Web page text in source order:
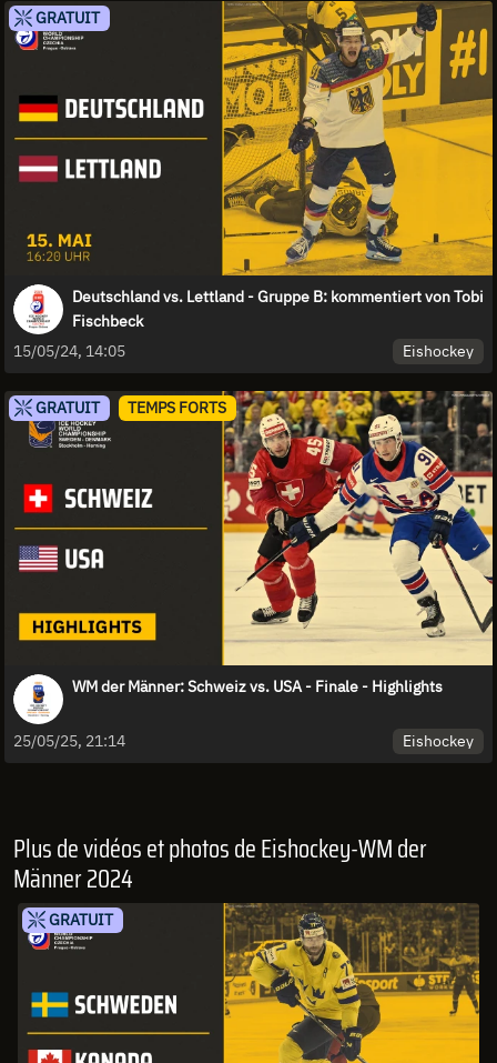
GRATUIT
Deutschland vs. Lettland - Gruppe B: kommentiert von Tobi
Fischbeck
15/05/24, 14:05
Eishockey
GRATUIT TEMPS FORTS
WM der Männer: Schweiz vs. USA - Finale - Highlights
25/05/25, 21:14 Eishockey
Plus de vidéos et photos de Eishockey-WM der
Männer 2024
GRATUIT